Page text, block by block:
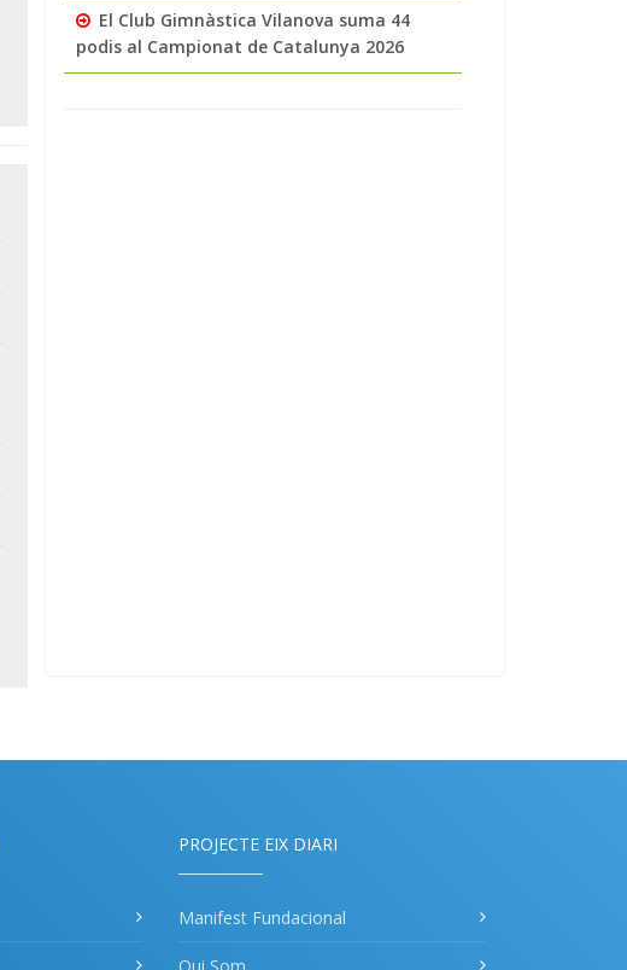
El Club Gimnàstica Vilanova suma 44
podis al Campionat de Catalunya 2026
PROJECTE EIX DIARI
Manifest Fundacional